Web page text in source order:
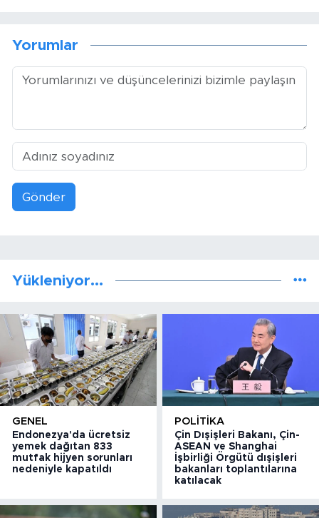
Yorumlar
Gönder
Yükleniyor...
GENEL
Endonezya'da ücretsiz
yemek dağıtan 833
mutfak hijyen sorunları
nedeniyle kapatıldı
POLITIKA
Çin Dışişleri Bakanı, Çin-
ASEAN ve Shanghai
İşbirliği Örgütü dışişleri
bakanları toplantılarına
katılacak